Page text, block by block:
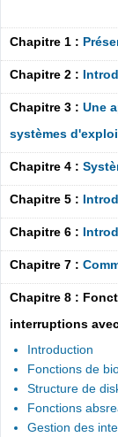
Chapitre 1 :
Chapitre 2 :
Chapitre 3 : Une
systèmes
Chapitre 4 :
Chapitre 5 :
Chapitre 6 :
Chapitre 7 :
Chapitre 8 :
interruptions
Introduction
Fonctions de
Structure de
Fonctions
Gestion des